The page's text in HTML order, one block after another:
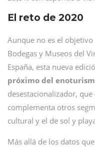
El reto de 2020
Aunque no es el
Bodegas y Museos del
España, esta nueva
próximo del
desestacionalizador,
complementa otros
cultural y el de sol y
Más allá de los datos